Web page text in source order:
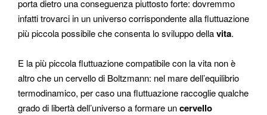
porta dietro una conseguenza piuttosto forte: dovremmo
infatti trovarci in un universo corrispondente alla fluttuazione
più piccola possibile che consenta lo sviluppo dellavita.
E la più piccola fluttuazione compatibile con la vita non è
altro che un cervello di Boltzmann: nel mare dell’equilibrio
termodinamico, per caso una fluttuazione raccoglie qualche
grado di libertà dell’universo a formare uncervello